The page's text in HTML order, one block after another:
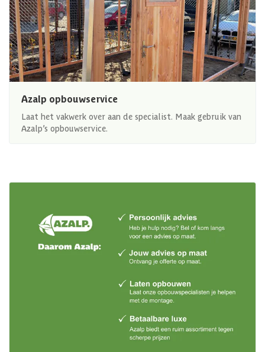
Azalp opbouwservice
Laat het vakwerk over aan de specialist. Maak gebruik van
Azalp’s opbouwservice.